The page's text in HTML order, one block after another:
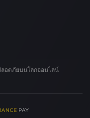
อดภัยบนโลกออนไลน์